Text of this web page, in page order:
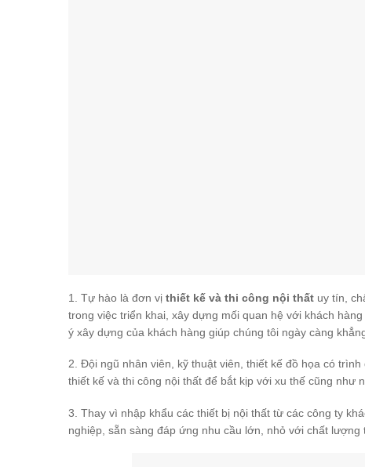
1. Tự hào là đơn vị thiết kế và thi công nội thất uy tín,
trong việc triển khai, xây dựng mối quan hệ với khách
ý xây dựng của khách hàng giúp chúng tôi ngày càng
2. Đội ngũ nhân viên, kỹ thuật viên, thiết kế đồ họa có
thiết kế và thi công nội thất để bắt kịp với xu thế cũng như
3. Thay vì nhập khẩu các thiết bị nội thất từ các công ty
nghiệp, sẵn sàng đáp ứng nhu cầu lớn, nhỏ với chất lượng